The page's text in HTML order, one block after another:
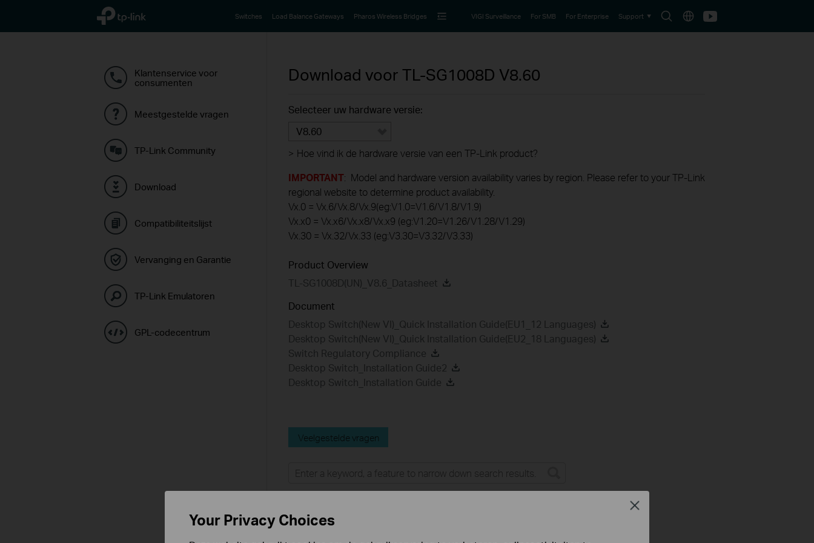
TP-Link, Reliably Smart
SearchChooseYoutube
Switches Load Balance Gateways Pharos Wireless Bridges VIGI Surveillance For SMB For Enterprise Support
Klantenservice voor
consumenten
Meestgestelde vragen
TP-Link Community
Download
Compatibiliteitslijst
Vervanging en Garantie
TP-Link Emulatoren
GPL-codecentrum
Download voor TL-SG1008D V8.60
Selecteer uw hardware versie:
V8.60
> Hoe vind ik de hardware versie van een TP-Link product?
IMPORTANT: Model and hardware version availability varies by region. Please refer to your TP-Link
regional website to determine product availability.
Vx.0 = Vx.6/Vx.8/Vx.9(eg:V1.0=V1.6/V1.8/V1.9)
Vx.x0 = Vx.x6/Vx.x8/Vx.x9 (eg:V1.20=V1.26/V1.28/V1.29)
Vx.30 = Vx.32/Vx.33 (eg:V3.30=V3.32/V3.33)
Product Overview
TL-SG1008D(UN)_V8.6_Datasheet
Document
Desktop Switch(New VI)_Quick Installation Guide(EU1_12 Languages)
Desktop Switch(New VI)_Quick Installation Guide(EU2_18 Languages)
Switch Regulatory Compliance
Desktop Switch_Installation Guide2
Desktop Switch_Installation Guide
Veelgestelde vragen
FAQs
Your Privacy Choices
Close